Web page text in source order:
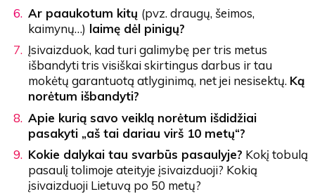
Ar paaukotum kitų (pvz. draugų, šeimos,
kaimynų…) laimę dėl pinigų?
Įsivaizduok, kad turi galimybę per tris metus
išbandyti tris visiškai skirtingus darbus ir tau
mokėtų garantuotą atlyginimą, net jei nesisektų. Ką
norėtum išbandyti?
Apie kurią savo veiklą norėtum išdidžiai
pasakyti „aš tai dariau virš 10 metų“?
Kokie dalykai tau svarbūs pasaulyje? Kokį tobulą
pasaulį tolimoje ateityje įsivaizduoji? Kokią
įsivaizduoji Lietuvą po 50 metų?